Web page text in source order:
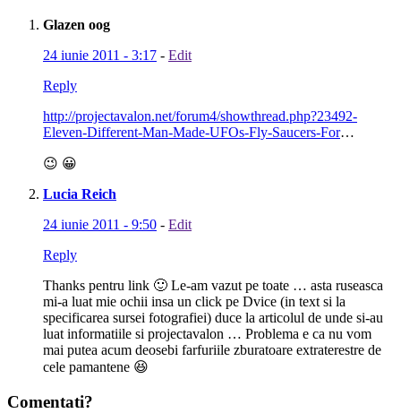
Glazen oog
24 iunie 2011 - 3:17 - Edit
Reply
http://projectavalon.net/forum4/showthread.php?23492-
Eleven-Different-Man-Made-UFOs-Fly-Saucers-For…
😉 😀
Lucia Reich
24 iunie 2011 - 9:50 - Edit
Reply
Thanks pentru link 🙂 Le-am vazut pe toate … asta ruseasca
mi-a luat mie ochii insa un click pe Dvice (in text si la
specificarea sursei fotografiei) duce la articolul de unde si-au
luat informatiile si projectavalon … Problema e ca nu vom
mai putea acum deosebi farfuriile zburatoare extraterestre de
cele pamantene 😆
Comentati?